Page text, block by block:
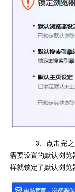
3、点击完之
需要设置的默认浏
样就锁定了默认浏览